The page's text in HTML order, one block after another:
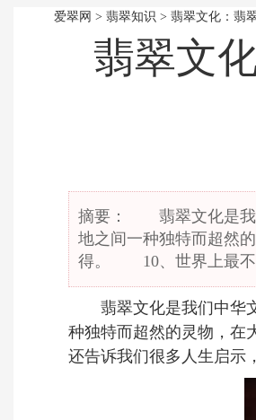
爱翠网 > 翡翠知识 > 翡翠文化：翡
翡翠文
摘要： 翡翠文化是我
地之间一种独特而超然
得。 10、世界上最不
翡翠文化是我们中华
种独特而超然的灵物，在
还告诉我们很多人生启示